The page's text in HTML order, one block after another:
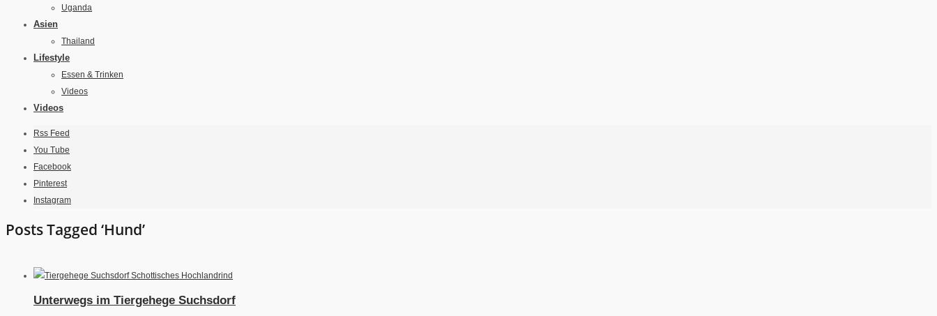
Uganda
Asien
Thailand
Lifestyle
Essen & Trinken
Videos
Videos
Rss Feed
You Tube
Facebook
Pinterest
Instagram
Posts Tagged ‘Hund’
Unterwegs im Tiergehege Suchsdorf